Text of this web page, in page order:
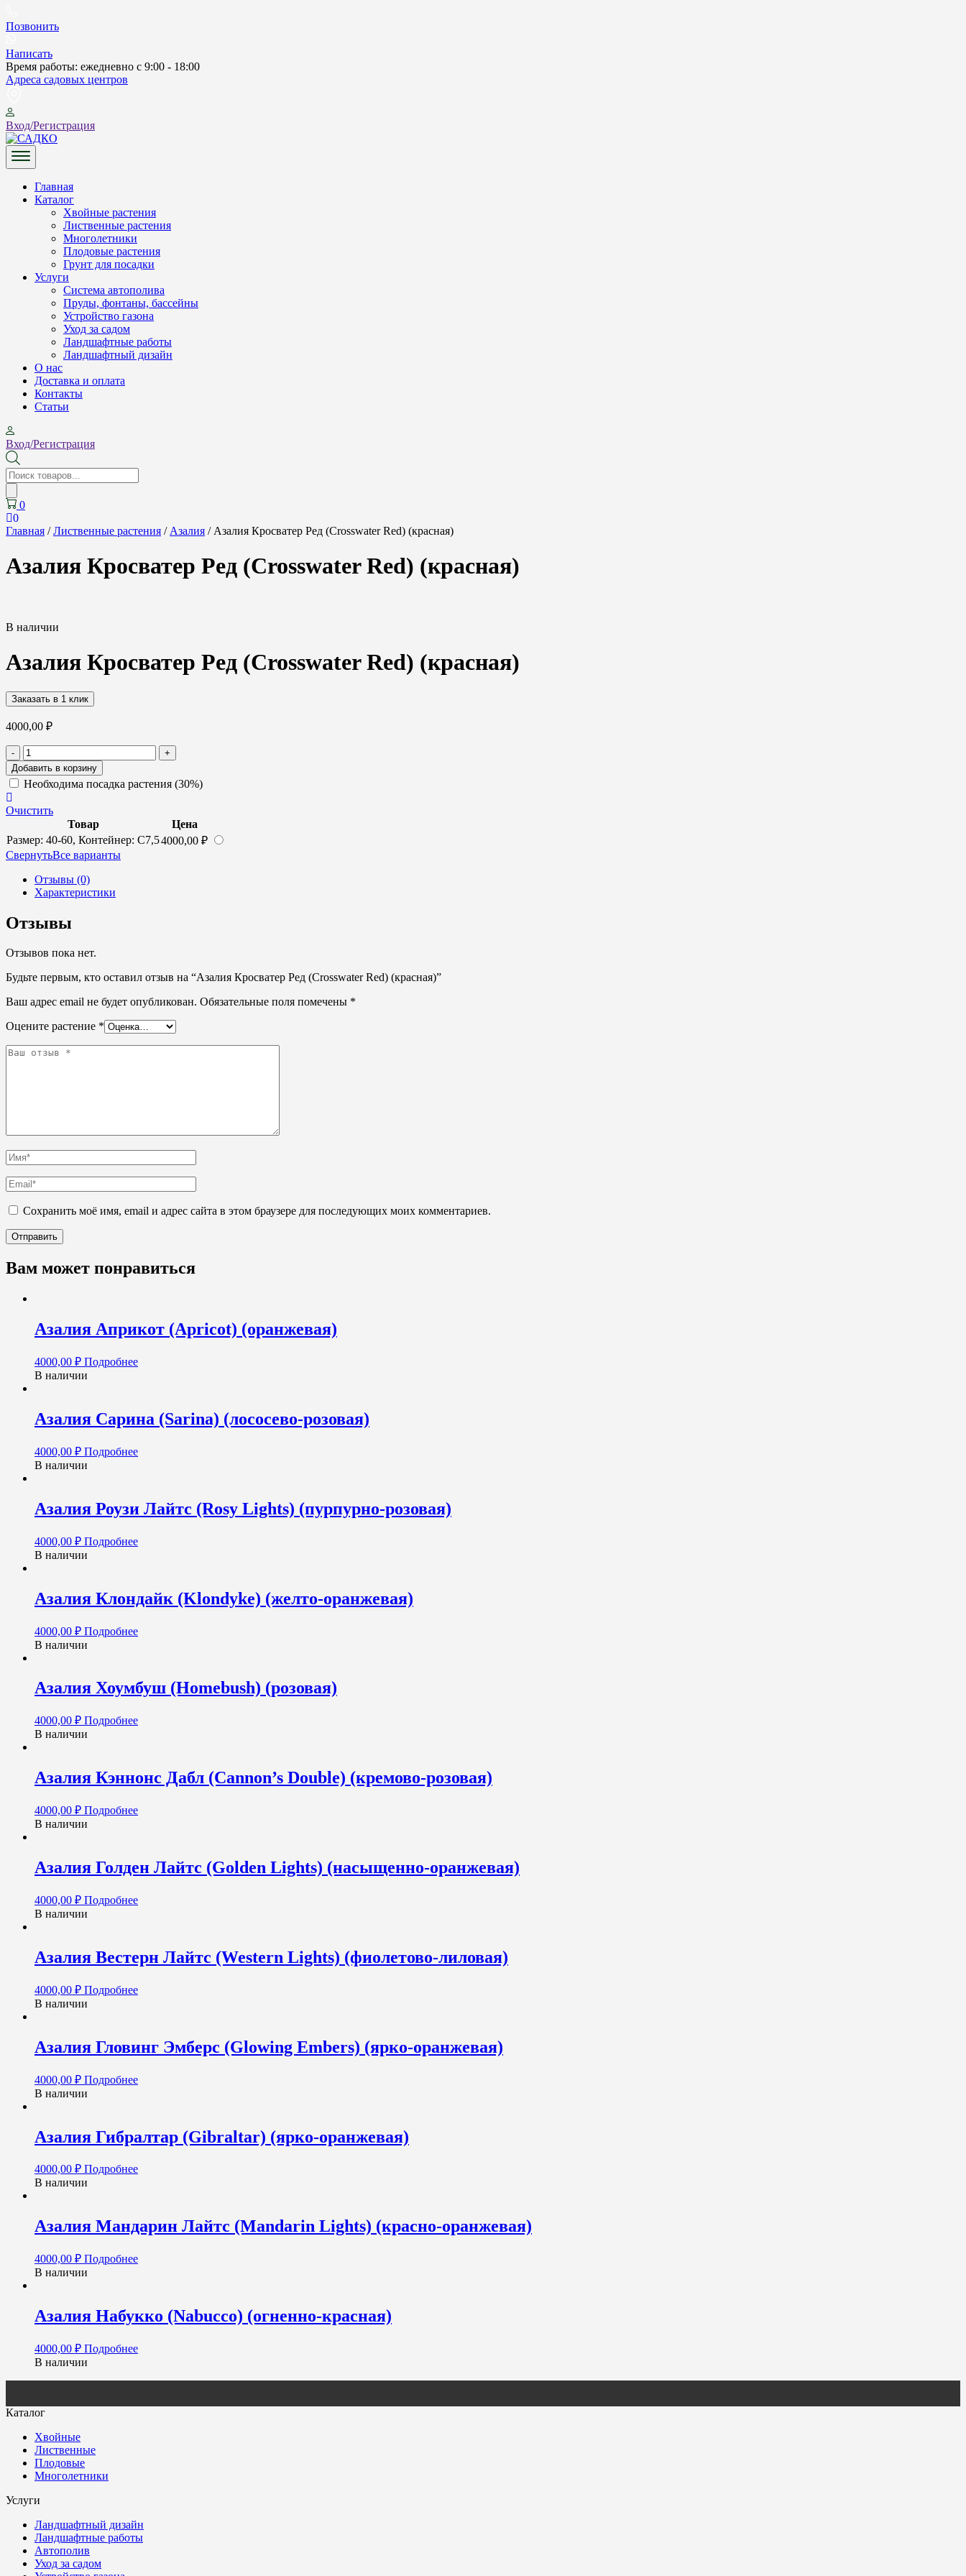
to
Позвонить
Написать
Время работы: ежедневно с 9:00 - 18:00
Адреса садовых центров
Вход/Регистрация
САДКО
Главная
Каталог
Хвойные растения
Лиственные растения
Многолетники
Плодовые растения
Грунт для посадки
Услуги
Система автополива
Пруды, фонтаны, бассейны
Устройство газона
Уход за садом
Ландшафтные работы
Ландшафтный дизайн
О нас
Доставка и оплата
Контакты
Cтатьи
Вход/Регистрация
Поиск
товаров
0
0
Главная /Лиственные растения / Азалия / Азалия Кросватер Ред (Crosswater Red) (красная)
Азалия Кросватер Ред (Crosswater Red) (красная)
В наличии
Азалия Кросватер Ред (Crosswater Red) (красная)
Заказать в 1 клик
4000,00 ₽
-
Количество
товара
Азалия
Кросватер
(Crosswater
(красная)
+
Добавить в корзину
Необходима посадка растения (30%)
Очистить
Товар
Цена
Размер: 40-60, Контейнер: С7,54000,00 ₽
CвернутьВсе варианты
Отзывы (0)
Характеристики
Отзывы
Отзывов пока нет.
Будьте первым, кто оставил отзыв на “Азалия Кросватер Ред (Crosswater Red) (красная)”
Ваш адрес email не будет опубликован. Обязательные поля помечены *
Оцените растение *
Сохранить моё имя, email и адрес сайта в этом браузере для последующих моих комментариев.
Вам может понравиться
Азалия Априкот (Apricot) (оранжевая)
4000,00 ₽ Подробнее
В наличии
Азалия Сарина (Sarina) (лососево-розовая)
4000,00 ₽ Подробнее
В наличии
Азалия Роузи Лайтс (Rosy Lights) (пурпурно-розовая)
4000,00 ₽ Подробнее
В наличии
Азалия Клондайк (Klondyke) (желто-оранжевая)
4000,00 ₽ Подробнее
В наличии
Азалия Хоумбуш (Homebush) (розовая)
4000,00 ₽ Подробнее
В наличии
Азалия Кэннонс Дабл (Cannon’s Double) (кремово-розовая)
4000,00 ₽ Подробнее
В наличии
Азалия Голден Лайтс (Golden Lights) (насыщенно-оранжевая)
4000,00 ₽ Подробнее
В наличии
Азалия Вестерн Лайтс (Western Lights) (фиолетово-лиловая)
4000,00 ₽ Подробнее
В наличии
Азалия Гловинг Эмберс (Glowing Embers) (ярко-оранжевая)
4000,00 ₽ Подробнее
В наличии
Азалия Гибралтар (Gibraltar) (ярко-оранжевая)
4000,00 ₽ Подробнее
В наличии
Азалия Мандарин Лайтс (Mandarin Lights) (красно-оранжевая)
4000,00 ₽ Подробнее
В наличии
Азалия Набукко (Nabucco) (огненно-красная)
4000,00 ₽ Подробнее
В наличии
Каталог
Хвойные
Лиственные
Плодовые
Многолетники
Услуги
Ландшафтный дизайн
Ландшафтные работы
Автополив
Уход за садом